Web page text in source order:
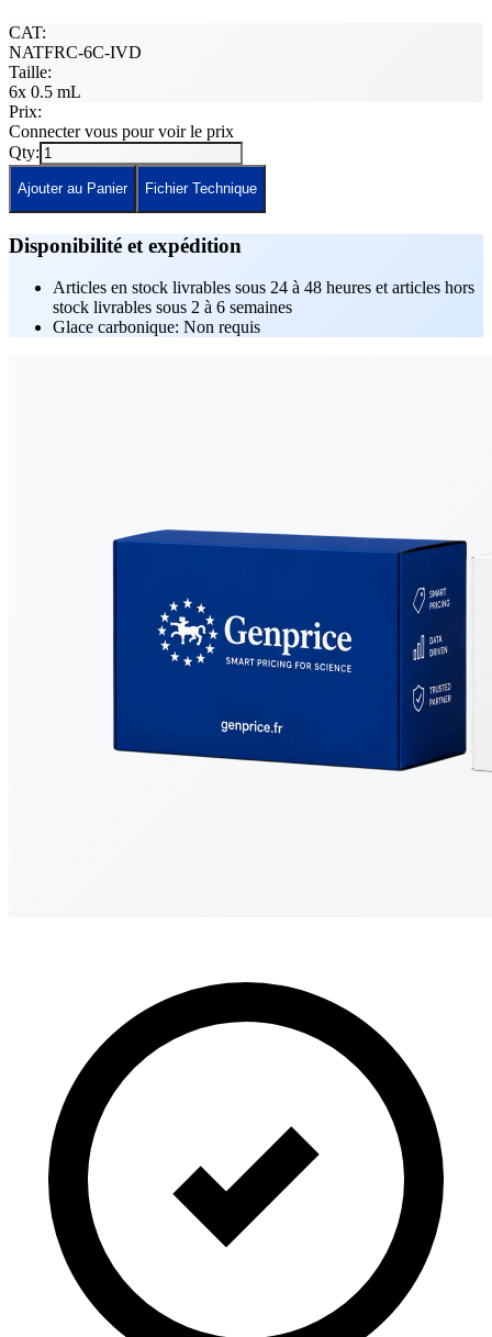
CAT:
NATFRC-6C-IVD
Taille:
6x 0.5 mL
Prix:
Connecter vous pour voir le prix
Qty:
Ajouter au Panier Fichier Technique
Disponibilité et expédition
Articles en stock livrables sous 24 à 48 heures et articles hors
stock livrables sous 2 à 6 semaines
Glace carbonique: Non requis